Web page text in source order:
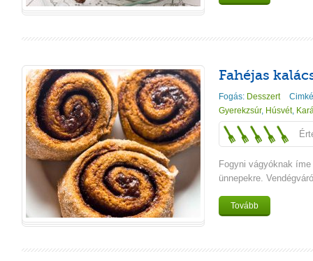
Fahéjas
Fogás: Desszert
Gyerekzsúr, Húsvét,
Fogyni vágyóknak
ünnepekre.
Tovább